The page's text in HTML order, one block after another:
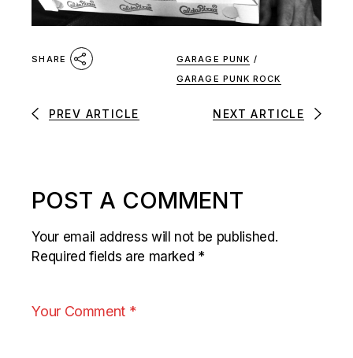
SHARE GARAGE PUNK /
GARAGE PUNK ROCK
PREV ARTICLE NEXT ARTICLE
POST A COMMENT
Your email address will not be published.
Required fields are marked *